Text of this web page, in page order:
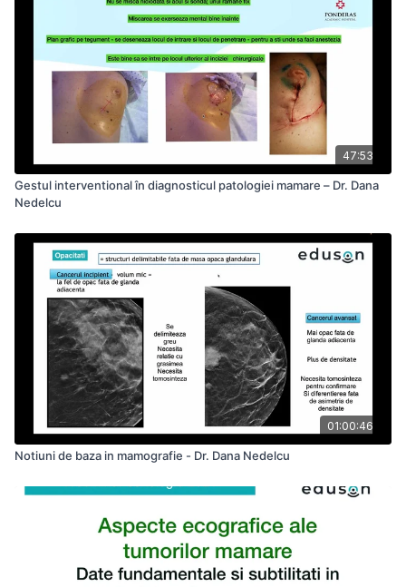
47:53
Gestul interventional în diagnosticul patologiei mamare – Dr. Dana
Nedelcu
01:00:46
Notiuni de baza in mamografie - Dr. Dana Nedelcu